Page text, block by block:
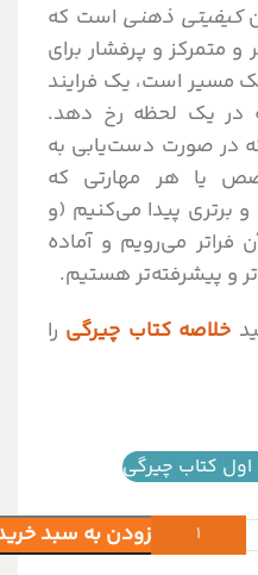
کیفیتی ذهنی است که
متمرکز و پرفشار برای
مسیر است، یک فرایند
در یک لحظه رخ دهد.
در صورت دست‌یابی به
یا هر مهارتی که
برتری پیدا می‌کنیم (و
فراتر می‌رویم و آماده
و پیشرفته‌تر هستیم.
خلاصه کتاب چیرگی را
اول کتاب چیرگی
افزودن به سبد